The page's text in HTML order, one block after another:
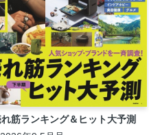
れ筋ランキング＆ヒット大予測